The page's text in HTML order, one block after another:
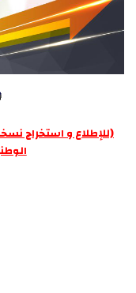
(للإطلاع و استخراج